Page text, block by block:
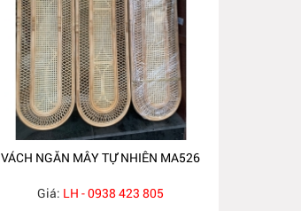
VÁCH NGĂN MÂY TỰ NHIÊN MA526
Giá: LH - 0938 423 805